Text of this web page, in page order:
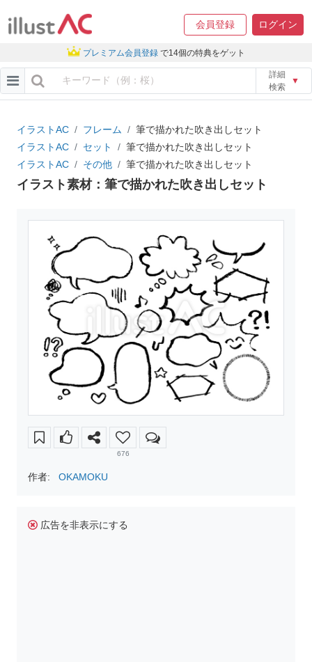
会員登録 ログイン
プレミアム会員登録 で14個の特典をゲット
詳細
検索
▼
イラストAC フレーム
筆で描かれた吹き出しセット
イラストAC
セット
筆で描かれた吹き出しセット
イラストAC
その他 筆で描かれた吹き出しセット
イラスト素材：筆で描かれた吹き出しセット
676
作者: OKAMOKU
広告を非表示にする